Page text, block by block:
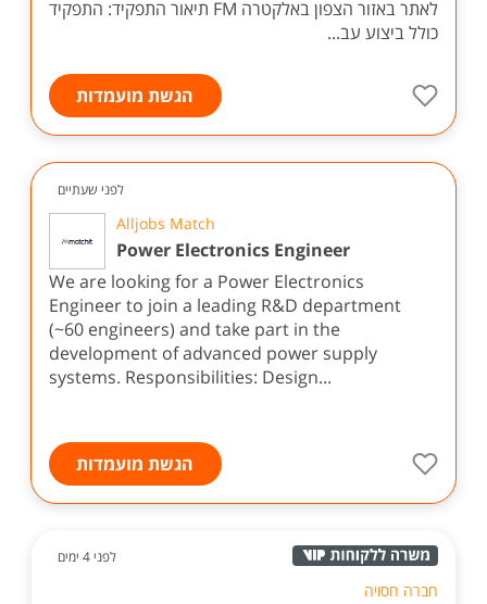
לאתר באזור הצפון באלקטרה FM תיאור התפקיד: התפקיד
כולל ביצוע עב...
הגשת מועמדות
לפני שעתיים
Alljobs Match
Power Electronics Engineer
We are looking for a Power Electronics
Engineer to join a leading R&D department
(~60 engineers) and take part in the
development of advanced power supply
systems. Responsibilities: Design...
הגשת מועמדות
לפני 4 ימים
חברה חסויה